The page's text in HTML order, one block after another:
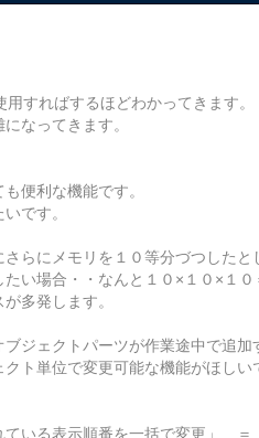
すればするほどわかってきます。
なってきます。
便利な機能です。
です。
らにメモリを１０等分づつしたと
い場合・・なんと１０×１０×１０
多発します。
ジェクトパーツが作業途中で追加
ト単位で変更可能な機能がほしい
ている表示順番を一括で変更」